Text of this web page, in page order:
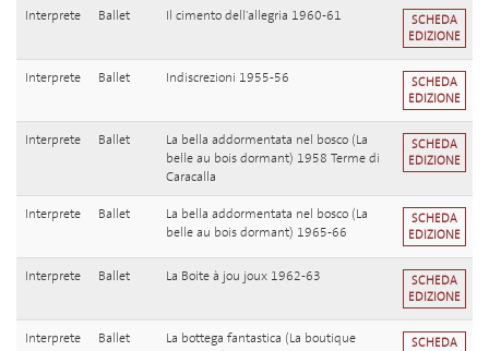
Interprete Ballet Il cimento dell'allegria 1960-61
SCHEDA
EDIZIONE
Interprete Ballet Indiscrezioni 1955-56
SCHEDA
EDIZIONE
Interprete Ballet
La bella addormentata nel bosco (La
belle au bois dormant) 1958 Terme di
Caracalla
SCHEDA
EDIZIONE
Interprete Ballet
La bella addormentata nel bosco (La
belle au bois dormant) 1965-66
SCHEDA
EDIZIONE
Interprete Ballet La Boite à jou joux 1962-63
SCHEDA
EDIZIONE
Interprete Ballet
La bottega fantastica (La boutique
SCHEDA